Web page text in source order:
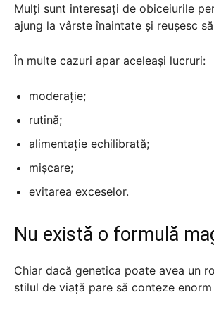
Mulți sunt interesați de obiceiurile
ajung la vârste înaintate și reușesc
În multe cazuri apar aceleași lucruri:
moderație;
rutină;
alimentație echilibrată;
mișcare;
evitarea exceselor.
Nu există o formulă
Chiar dacă genetica poate avea un
stilul de viață pare să conteze